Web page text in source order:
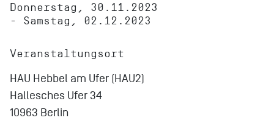
Donnerstag, 30.11.2023
- Samstag, 02.12.2023
Veranstaltungsort
HAU Hebbel am Ufer (HAU2)
Hallesches Ufer 34
10963 Berlin